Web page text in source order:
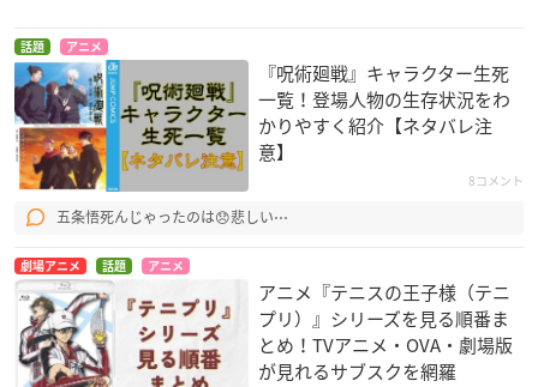
話題 アニメ
『呪術廻戦』キャラクター生死
一覧！登場人物の生存状況をわ
かりやすく紹介【ネタバレ注
意】
8コメント
五条悟死んじゃったのは😞悲しい⋯
劇場アニメ 話題 アニメ
アニメ『テニスの王子様（テニ
プリ）』シリーズを見る順番ま
とめ！TVアニメ・OVA・劇場版
が見れるサブスクを網羅